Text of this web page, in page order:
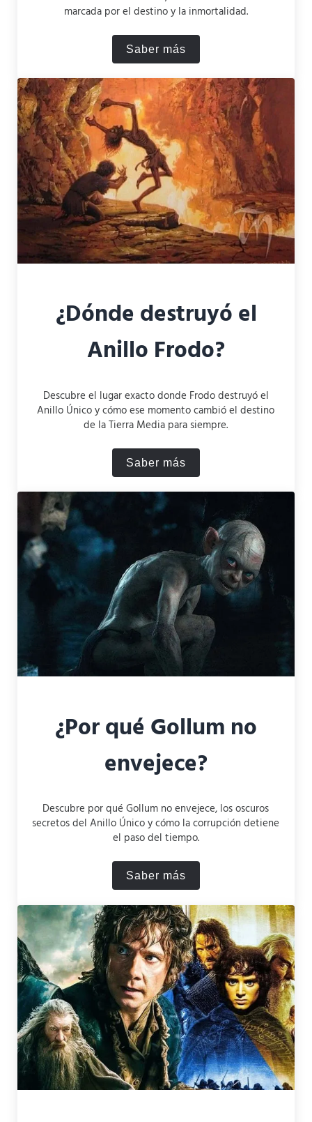
marcada por el destino y la inmortalidad.
Saber másCómo se conocieron
¿Dónde destruyó el
Anillo Frodo?
Descubre el lugar exacto donde Frodo destruyó el
Anillo Único y cómo ese momento cambió el destino
de la Tierra Media para siempre.
Saber más¿Dónde destruyó el Anillo
¿Por qué Gollum no
envejece?
Descubre por qué Gollum no envejece, los oscuros
secretos del Anillo Único y cómo la corrupción detiene
el paso del tiempo.
Saber más¿Por qué Gollum no